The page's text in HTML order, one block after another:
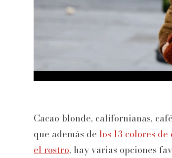
Cacao blonde, californianas,
que además de los 13 colores
el rostro, hay varias opciones